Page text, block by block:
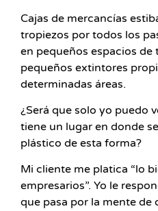
Cajas de mercancías
tropiezos por todos los
en pequeños espacios
pequeños extintores
determinadas áreas.
¿Será que solo yo puedo
tiene un lugar en donde
plástico de esta forma?
Mi cliente me platica “lo
empresarios”. Yo le
que pasa por la mente de